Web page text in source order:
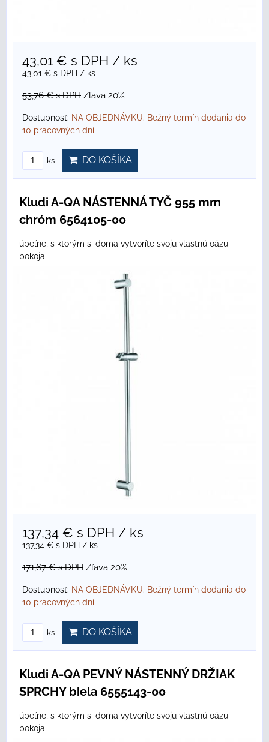
43,01 € s DPH / ks
43,01 € s DPH / ks
53,76 €s DPH Zľava 20%
Dostupnosť: NA OBJEDNÁVKU. Bežný termín dodania do
10 pracovných dní
ks DO KOŠÍKA
Kludi A-QA NÁSTENNÁ TYČ 955 mm
chróm 6564105-00
úpeľne, s ktorým si doma vytvoríte svoju vlastnú oázu
pokoja
137,34 € s DPH / ks
137,34 € s DPH / ks
171,67 €s DPH Zľava 20%
Dostupnosť: NA OBJEDNÁVKU. Bežný termín dodania do
10 pracovných dní
ks DO KOŠÍKA
Kludi A-QA PEVNÝ NÁSTENNÝ DRŽIAK
SPRCHY biela 6555143-00
úpeľne, s ktorým si doma vytvoríte svoju vlastnú oázu
pokoja